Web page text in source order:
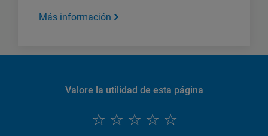
Más información
Valore la utilidad de esta página